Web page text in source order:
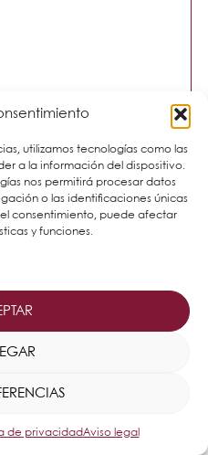
utilizamos tecnologías como las
a la información del dispositivo.
nos permitirá procesar datos
o las identificaciones únicas
consentimiento, puede afectar
y funciones.
de privacidadAviso legal